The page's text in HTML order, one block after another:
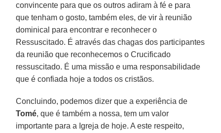
convincente para que os outros adiram à fé e para
que tenham o gosto, também eles, de vir à reunião
dominical para encontrar e reconhecer o
Ressuscitado. É através das chagas dos participantes
da reunião que reconhecemos o Crucificado
ressuscitado. É uma missão e uma responsabilidade
que é confiada hoje a todos os cristãos.
Concluindo, podemos dizer que a experiência de
Tomé, que é também a nossa, tem um valor
importante para a Igreja de hoje. A este respeito,